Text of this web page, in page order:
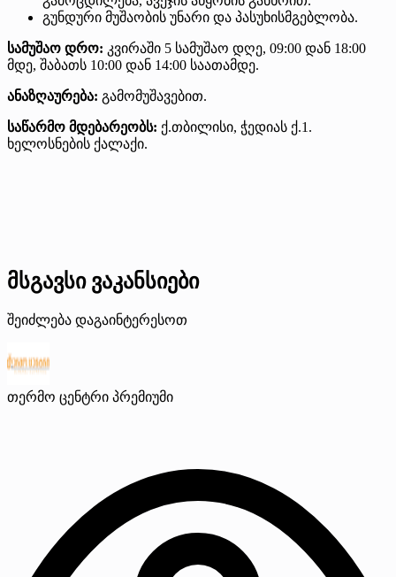
გუნდური მუშაობის უნარი და პასუხისმგებლობა.
სამუშაო დრო: კვირაში 5 სამუშაო დღე, 09:00 დან 18:00
მდე, შაბათს 10:00 დან 14:00 საათამდე.
ანაზღაურება: გამომუშავებით.
საწარმო მდებარეობს: ქ.თბილისი, ჭედიას ქ.1.
ხელოსნების ქალაქი.
მსგავსი ვაკანსიები
შეიძლება დაგაინტერესოთ
თერმო ცენტრი პრემიუმი